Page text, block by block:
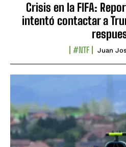
Crisis en la FIFA:
intentó contactar a
#NTF Juan